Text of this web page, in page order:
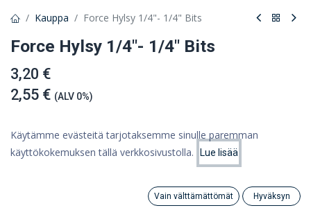
Hinta:
Lisää ostoskoriin
Category
Kauppa Force Hylsy 1/4"- 1/4" Bits
Force Hylsy 1/4"- 1/4" Bits
3,20 €
2,55 € (ALV 0%)
Lisää ostoskoriin
Käytämme evästeitä tarjotaksemme sinulle paremman
käyttökokemuksen tällä verkkosivustolla.
Lue lisää
Vain välttämättömät Hyväksyn